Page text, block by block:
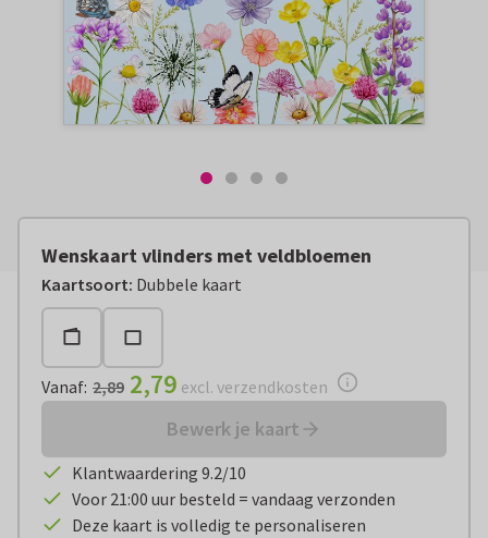
Wenskaart vlinders met veldbloemen
Kaartsoort: Dubbele kaart
Vanaf:€ 2,79 excl. verzendkosten
Vanaf: 2,89 2,79 excl. verzendkosten
Bewerk je kaart
Klantwaardering 9.2/10
Voor 21:00 uur besteld = vandaag verzonden
Deze kaart is volledig te personaliseren